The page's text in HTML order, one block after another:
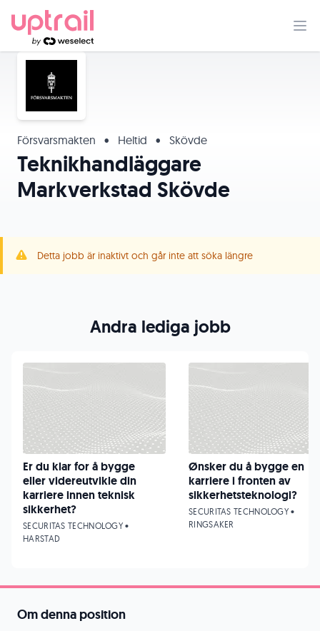
Försvarsmakten • Heltid • Skövde
Teknikhandläggare
Markverkstad Skövde
Detta jobb är inaktivt och går inte att söka längre
Om denna position
Andra lediga jobb
Er du klar for å bygge
eller videreutvikle din
karriere innen teknisk
sikkerhet?
SECURITAS TECHNOLOGY •
HARSTAD
Ønsker du å bygge en
karriere i fronten av
sikkerhetsteknologi?
SECURITAS TECHNOLOGY •
RINGSAKER